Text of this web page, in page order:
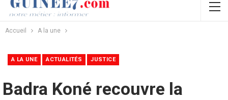
Accueil A la une
A LA UNE ACTUALITÉS JUSTICE
Badra Koné recouvre la